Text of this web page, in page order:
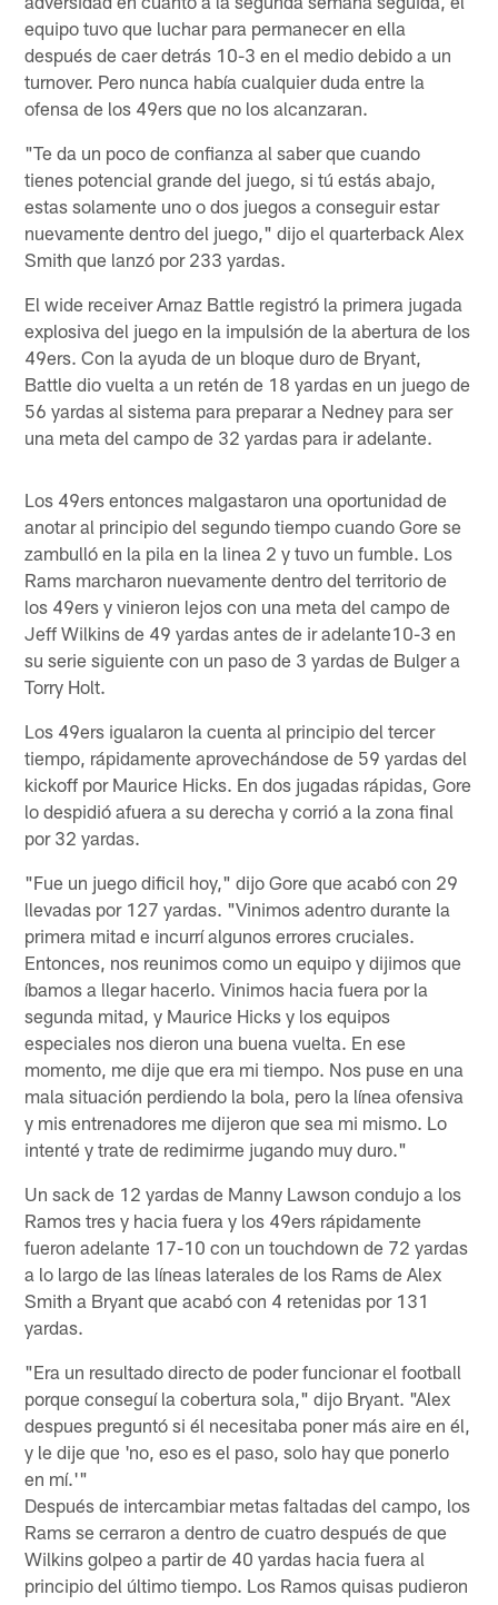
equipo tuvo que luchar para permanecer en ella
después de caer detrás 10-3 en el medio debido a un
turnover. Pero nunca había cualquier duda entre la
ofensa de los 49ers que no los alcanzaran.
"Te da un poco de confianza al saber que cuando
tienes potencial grande del juego, si tú estás abajo,
estas solamente uno o dos juegos a conseguir estar
nuevamente dentro del juego," dijo el quarterback Alex
Smith que lanzó por 233 yardas.
El wide receiver Arnaz Battle registró la primera jugada
explosiva del juego en la impulsión de la abertura de los
49ers. Con la ayuda de un bloque duro de Bryant,
Battle dio vuelta a un retén de 18 yardas en un juego de
56 yardas al sistema para preparar a Nedney para ser
una meta del campo de 32 yardas para ir adelante.
Los 49ers entonces malgastaron una oportunidad de
anotar al principio del segundo tiempo cuando Gore se
zambulló en la pila en la linea 2 y tuvo un fumble. Los
Rams marcharon nuevamente dentro del territorio de
los 49ers y vinieron lejos con una meta del campo de
Jeff Wilkins de 49 yardas antes de ir adelante10-3 en
su serie siguiente con un paso de 3 yardas de Bulger a
Torry Holt.
Los 49ers igualaron la cuenta al principio del tercer
tiempo, rápidamente aprovechándose de 59 yardas del
kickoff por Maurice Hicks. En dos jugadas rápidas, Gore
lo despidió afuera a su derecha y corrió a la zona final
por 32 yardas.
"Fue un juego dificil hoy," dijo Gore que acabó con 29
llevadas por 127 yardas. "Vinimos adentro durante la
primera mitad e incurrí algunos errores cruciales.
Entonces, nos reunimos como un equipo y dijimos que
íbamos a llegar hacerlo. Vinimos hacia fuera por la
segunda mitad, y Maurice Hicks y los equipos
especiales nos dieron una buena vuelta. En ese
momento, me dije que era mi tiempo. Nos puse en una
mala situación perdiendo la bola, pero la línea ofensiva
y mis entrenadores me dijeron que sea mi mismo. Lo
intenté y trate de redimirme jugando muy duro."
Un sack de 12 yardas de Manny Lawson condujo a los
Ramos tres y hacia fuera y los 49ers rápidamente
fueron adelante 17-10 con un touchdown de 72 yardas
a lo largo de las líneas laterales de los Rams de Alex
Smith a Bryant que acabó con 4 retenidas por 131
yardas.
"Era un resultado directo de poder funcionar el football
porque conseguí la cobertura sola," dijo Bryant. "Alex
despues preguntó si él necesitaba poner más aire en él,
y le dije que 'no, eso es el paso, solo hay que ponerlo
en mí.'"
Después de intercambiar metas faltadas del campo, los
Rams se cerraron a dentro de cuatro después de que
Wilkins golpeo a partir de 40 yardas hacia fuera al
principio del último tiempo. Los Ramos quisas pudieron